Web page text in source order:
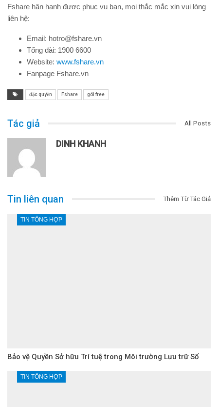
Fshare hân hạnh được phục vụ bạn, mọi thắc mắc xin vui lòng
liên hệ:
Email: hotro@fshare.vn
Tổng đài: 1900 6600
Website: www.fshare.vn
Fanpage Fshare.vn
đặc quyền Fshare gói free
Tác giả All Posts
DINH KHANH
Tin liên quan Thêm Từ Tác Giả
TIN TỔNG HỢP
Bảo vệ Quyền Sở hữu Trí tuệ trong Môi trường Lưu trữ Số
TIN TỔNG HỢP